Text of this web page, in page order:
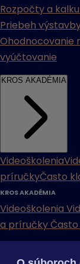
Rozpočty a
Priebeh
Ohodnocovanie
vyúčtovanie
KROS AKADÉMIA
Videoškolenia
príručkyČasto
KROS AKADÉMIA
Videoškolenia
a príručky